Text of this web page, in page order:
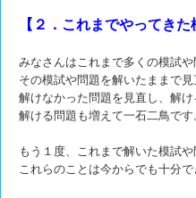
【２．これまでやってきた
みなさんはこれまで多くの模試
その模試や問題を解いたままで
解けなかった問題を見直し、解
解ける問題も増えて一石二鳥です
もう１度、これまで解いた模試
これらのことは今からでも十分で